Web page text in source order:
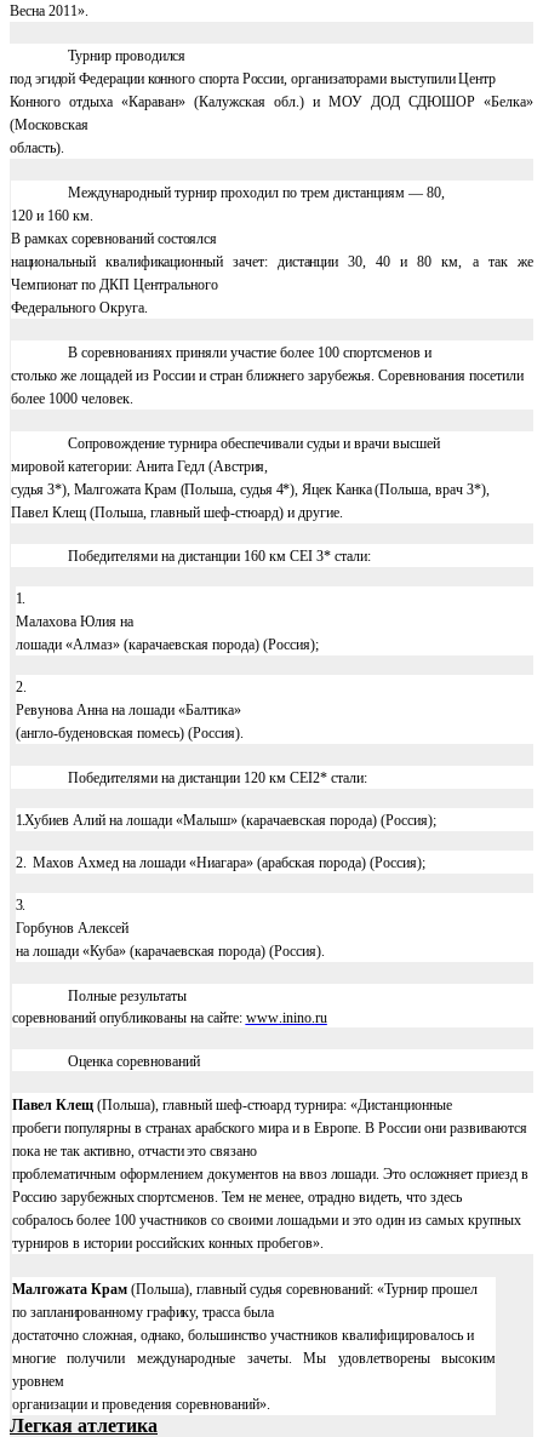
Весна 2011».
Турнир проводился
под эгидой Федерации конного спорта России, организаторами выступилиЦентр
Конного отдыха «Караван» (Калужская обл.) и МОУ ДОД СДЮШОР «Белка»
(Московская
область).
Международный турнир проходил по трем дистанциям — 80,
120 и 160 км.
В рамках соревнований состоялся
национальный квалификационный зачет: дистанции 30, 40 и80км, а так же
Чемпионат по ДКП Центрального
Федерального Округа.
В соревнованиях приняли участие более 100 спортсменов и
столько же лощадей из России и стран ближнего зарубежья. Соревнования посетили
более 1000 человек.
Сопровождение турнира обеспечивали судьи и врачи высшей
мировой категории: АнитаГедл (Австрия,
судья 3*), Малгожата Крам (Польша, судья 4*), Яцек Канка (Польша, врач 3*),
Павел Клещ (Польша, главный шеф-стюард) и другие.
Победителями на дистанции 160 км CEI3* стали:
1.
Малахова Юлия на
лошади «Алмаз» (карачаевская порода) (Россия);
2.
РевуноваAннa на лошади «Балтика»
(англо-буденовская помесь) (Россия).
Победителями на дистанции 120 км CEI2* стали:
1.Хубиев Алий на лошади «Малыш» (карачаевская порода) (Россия);
2. Махов Ахмед на лошади «Ниагара» (арабская порода) (Россия);
3.
Горбунов Алексей
на лошади «Куба» (карачаевская порода) (Россия).
Полные результаты
соревнований опубликованы на сайте: www.inino.ru
Оценка соревнований
Павел Клещ(Польша), главный шеф-стюард турнира: «Дистанционные
пробеги популярны в странах арабского мира и в Европе. В России они развиваются
пока не так активно, отчасти это связано
проблематичным оформлением документов на ввоз лошади. Это осложняет приезд в
Россию зарубежных спортсменов. Тем не менее, отрадно видеть, что здесь
собралось более 100 участников со своими лошадьми и это один из самых крупных
турниров в истории российских конных пробегов».
Малгожата Крам(Польша), главный судья соревнований: «Турнир прошел
по запланированному графику, трасса была
достаточно сложная, однако, большинствоучастников квалифицировалось и
многие получили международные зачеты. Мы удовлетворены высоким
уровнем
организации и проведения соревнований».
Легкая атлетика